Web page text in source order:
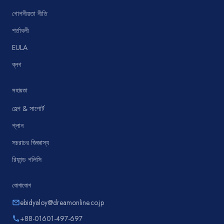
গোপনীয়তা নীতি
শর্তাবলী
EULA
ব্লগ
সহায়তা
হেল্প & সাপোর্ট
প্লান
সচরাচর জিজ্ঞাস্য
রিফান্ড পলিসি
যোগাযোগ
emailebidyaloy@dreamonline.co.jp
phone+88-01601-497-697